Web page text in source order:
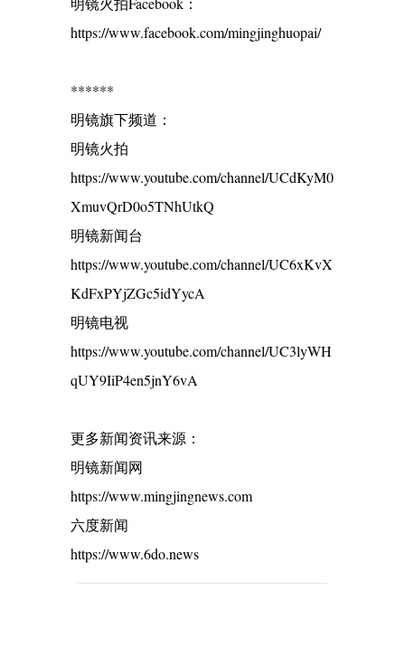
https://www.facebook.com/mingjinghuopai/
******
明镜旗下频道：
明镜火拍
https://www.youtube.com/channel/UCdKyM0
XmuvQrD0o5TNhUtkQ
明镜新闻台
https://www.youtube.com/channel/UC6xKvX
KdFxPYjZGc5idYycA
明镜电视
https://www.youtube.com/channel/UC3lyWH
qUY9IiP4en5jnY6vA
更多新闻资讯来源：
明镜新闻网
https://www.mingjingnews.com
六度新闻
https://www.6do.news